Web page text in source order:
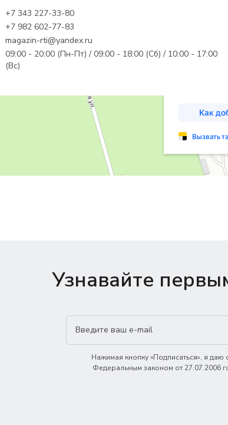
+7 343 227-33-80
+7 982 602-77-83
magazin-rti@yandex.ru
09:00 - 20:00 (Пн-Пт) / 09:00 - 18:00 (Сб) / 10:00 - 17:00
(Вс)
Узнавайте
Нажимая кнопку «Подписаться», я даю
Федеральным законом от 27.07.2006